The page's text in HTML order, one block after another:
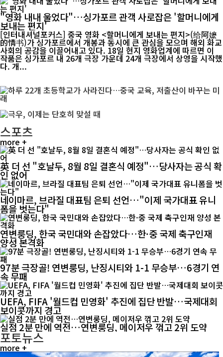
"영화 내내 울었다"…싱가포르 관객 사로잡은 '할머니에게
보내는 편지'
[인터내셔널포커스] 중국 영화 <할머니에게 보내는 편지>(给阿嬷
的情书)가 싱가포르에서 개봉과 동시에 큰 관심을 모으며 해외 화교
사회의 공감을 이끌어내고 있다. 18일 현지 영화업계에 따르면 이
작품은 싱가포르 내 26개 극장 가운데 24개 극장에서 상영을 시작했
다. 개...
스포츠
more +
英 더 선 "호날두, 8월 8일 결혼식 예정"…당사자는 공식 확
인 없어
네이마르, 브라질 대표팀 은퇴 선언…"이제 국가대표 유니
폼을 벗는다"
연변룽딩, 한국 국민대와 손잡았다…한·중 국제 축구인재
양성 본격화
97분 극장골! 연변룽딩, 난징시티와 1-1 무승부…6경기 연
속 무패
UEFA, FIFA '월드컵 민영화' 추진에 집단 반발…국제대회
보이콧까지 경고
실점 2분 만에 역전…연변룽딩, 메이저우 꺾고 2위 도약
포토뉴스
more +